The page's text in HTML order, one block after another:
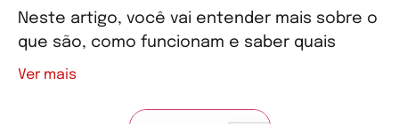
Neste artigo, você vai entender mais sobre o
que são, como funcionam e saber quais
Ver mais